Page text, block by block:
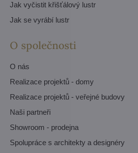
Jak vyčistit křišťálový lustr
Jak se vyrábí lustr
O společnosti
O nás
Realizace projektů - domy
Realizace projektů - veřejné budovy
Naši partneři
Showroom - prodejna
Spolupráce s architekty a designéry